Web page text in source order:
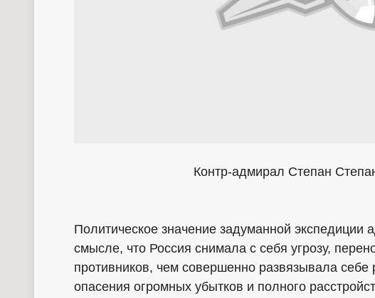
Контр-адмирал Степан
Политическое значение задуманной
смысле, что Россия снимала с себя угрозу,
противников, чем совершенно развязывала себе
опасения огромных убытков и полного